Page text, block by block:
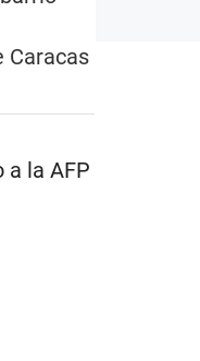
Caracas
a la AFP